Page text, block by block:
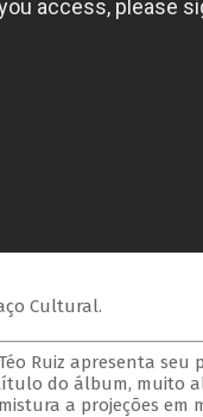
Cultural.
Ruiz apresenta seu
do álbum, muito
a projeções em